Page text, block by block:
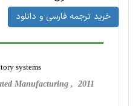
خرید ترجمه فارسی و دانلود
systems
Manufacturing , 2011